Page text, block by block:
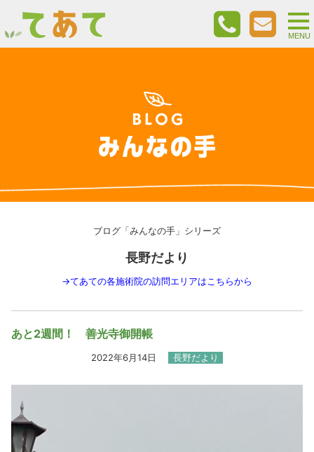
ブログ「みんなの手」シリーズ
長野だより
→てあての各施術院の訪問エリアはこちらから
あと2週間！ 善光寺御開帳
2022年6月14日 長野だより
MENU